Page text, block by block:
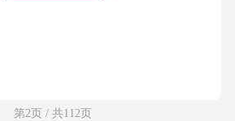
第2页 / 共112页